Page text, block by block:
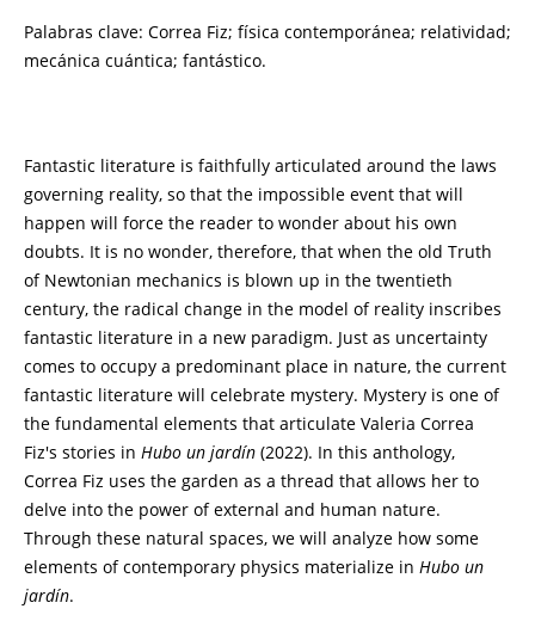
Palabras clave: Correa Fiz; física contemporánea; relatividad;
mecánica cuántica; fantástico.
Fantastic literature is faithfully articulated around the laws
governing reality, so that the impossible event that will
happen will force the reader to wonder about his own
doubts. It is no wonder, therefore, that when the old Truth
of Newtonian mechanics is blown up in the twentieth
century, the radical change in the model of reality inscribes
fantastic literature in a new paradigm. Just as uncertainty
comes to occupy a predominant place in nature, the current
fantastic literature will celebrate mystery. Mystery is one of
the fundamental elements that articulate Valeria Correa
Fiz's stories in Hubo un jardín(2022). In this anthology,
Correa Fiz uses the garden as a thread that allows her to
delve into the power of external and human nature.
Through these natural spaces, we will analyze how some
elements of contemporary physics materialize in Hubo un
jardín.